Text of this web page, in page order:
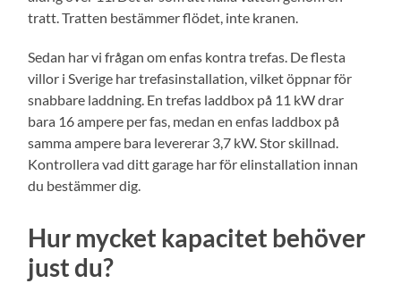
tratt. Tratten bestämmer flödet, inte kranen.
Sedan har vi frågan om enfas kontra trefas. De flesta
villor i Sverige har trefasinstallation, vilket öppnar för
snabbare laddning. En trefas laddbox på 11 kW drar
bara 16 ampere per fas, medan en enfas laddbox på
samma ampere bara levererar 3,7 kW. Stor skillnad.
Kontrollera vad ditt garage har för elinstallation innan
du bestämmer dig.
Hur mycket kapacitet behöver
just du?